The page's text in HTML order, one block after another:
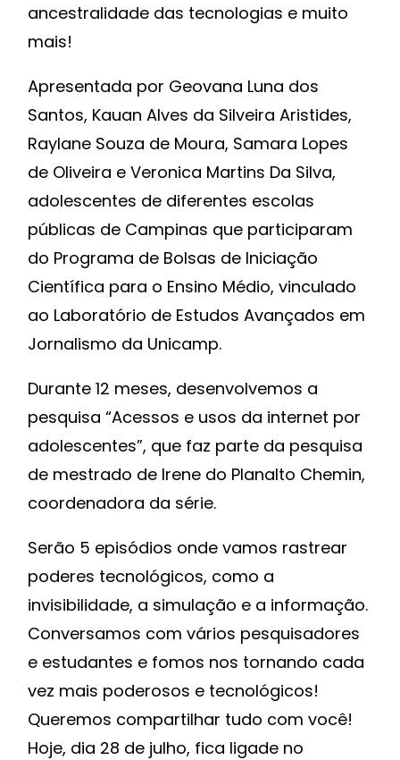
ancestralidade das tecnologias e muito
mais!
Apresentada por Geovana Luna dos
Santos, Kauan Alves da Silveira Aristides,
Raylane Souza de Moura, Samara Lopes
de Oliveira e Veronica Martins Da Silva,
adolescentes de diferentes escolas
públicas de Campinas que participaram
do Programa de Bolsas de Iniciação
Científica para o Ensino Médio, vinculado
ao Laboratório de Estudos Avançados em
Jornalismo da Unicamp.
Durante 12 meses, desenvolvemos a
pesquisa “Acessos e usos da internet por
adolescentes”, que faz parte da pesquisa
de mestrado de Irene do Planalto Chemin,
coordenadora da série.
Serão 5 episódios onde vamos rastrear
poderes tecnológicos, como a
invisibilidade, a simulação e a informação.
Conversamos com vários pesquisadores
e estudantes e fomos nos tornando cada
vez mais poderosos e tecnológicos!
Queremos compartilhar tudo com você!
Hoje, dia 28 de julho, fica ligade no